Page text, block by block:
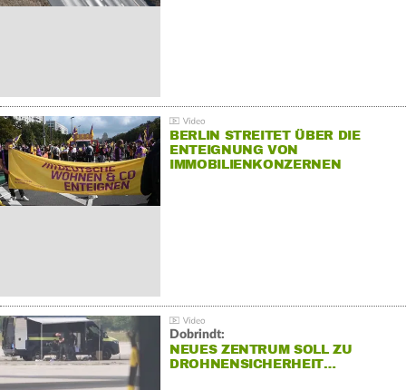
BERLIN STREITET ÜBER DIE
ENTEIGNUNG VON
IMMOBILIENKONZERNEN
Dobrindt:
NEUES ZENTRUM SOLL ZU
DROHNENSICHERHEIT…